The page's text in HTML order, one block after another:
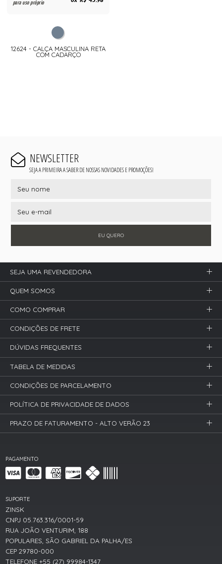
para uso próprio
12624 - CALÇA MASCULINA RETA
COM CADARÇO
NEWSLETTER
SEJA A PRIMEIRA A SABER DE NOSSAS NOVIDADES E PROMOÇÕES!
EU QUERO
PAGAMENTO
SUPORTE
ZINSK
CNPJ 05.763.316/0001-59
RUA JOÃO VENTURIM, 188
POPULARES, SÃO GABRIEL DA PALHA/ES
CEP 29780-000
TELEFONE +55 (27) 99984-1347
SEJA UMA REVENDEDORA
QUEM SOMOS
COMO COMPRAR
CONDIÇÕES DE FRETE
DÚVIDAS FREQUENTES
TABELA DE MEDIDAS
CONDIÇÕES DE PARCELAMENTO
POLÍTICA DE PRIVACIDADE DE DADOS
PRAZO DE FATURAMENTO - ALTO VERÃO 23